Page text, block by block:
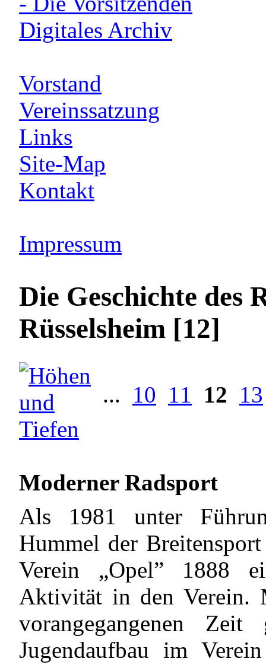
Digitales Archiv
Vorstand
Vereinssatzung
Links
Site-Map
Kontakt
Impressum
Die Geschichte des
Rüsselsheim [12]
... 10 11 12 13
Moderner Radsport
Als 1981 unter
Hummel der
Verein „Opel” 1888
Aktivität in den Verein.
vorangegangenen
Jugendaufbau im